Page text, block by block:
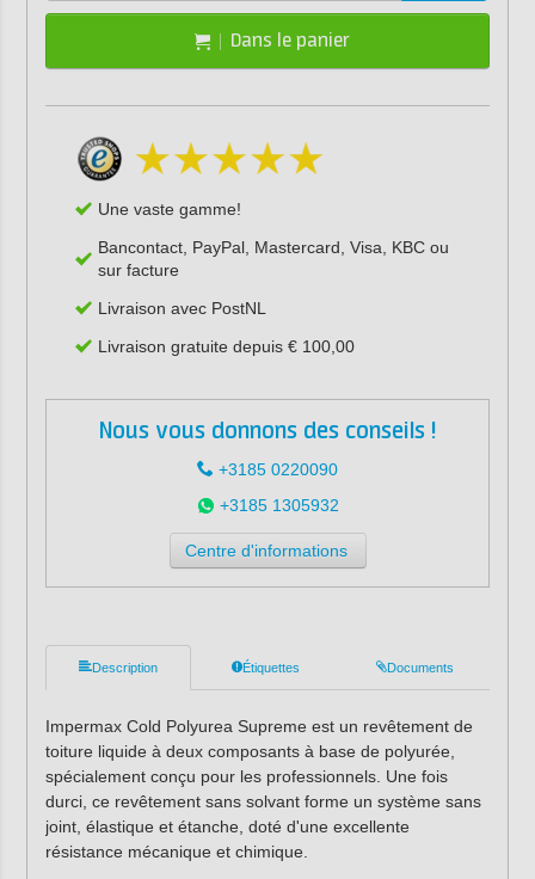
Dans le panier
Une vaste gamme!
Bancontact, PayPal, Mastercard, Visa, KBC ou
sur facture
Livraison avec PostNL
Livraison gratuite depuis € 100,00
Nous vous donnons des conseils !
+3185 0220090
+3185 1305932
Centre d'informations
Description Étiquettes Documents
Impermax Cold Polyurea Supreme est un revêtement de
toiture liquide à deux composants à base de polyurée,
spécialement conçu pour les professionnels. Une fois
durci, ce revêtement sans solvant forme un système sans
joint, élastique et étanche, doté d'une excellente
résistance mécanique et chimique.